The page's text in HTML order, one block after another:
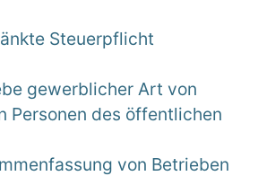
Steuerpflicht
gewerblicher Art von
Personen des öffentlichen
von Betrieben